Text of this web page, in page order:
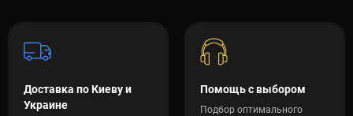
Доставка по Киеву и
Украине
Помощь с выбором
Подбор оптимального